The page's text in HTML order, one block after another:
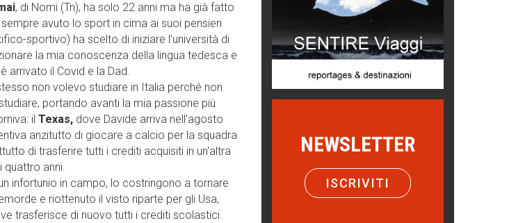
, di Nomi (Tn), ha solo 22 anni ma ha già fatto
avuto lo sport in cima ai suoi pensieri
sportivo) ha scelto di iniziare l'università di
la mia conoscenza della lingua tedesca e
arrivato il Covid e la Dad.
non volevo studiare in Italia perché non
portando avanti la mia passione più
il Texas, dove Davide arriva nell'agosto
anzitutto di giocare a calcio per la squadra
di trasferire tutti i crediti acquisiti in un'altra
quattro anni.
infortunio in campo, lo costringono a tornare
e riottenuto il visto riparte per gli Usa,
trasferisce di nuovo tutti i crediti scolastici.
Mio nonno, salvato dai russi
Storie...di storia
castagno
Eventi
NEWSLETTER
ISCRIVITI